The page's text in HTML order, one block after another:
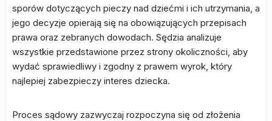
sporów dotyczących pieczy nad dziećmi i ich utrzymania, a
jego decyzje opierają się na obowiązujących przepisach
prawa oraz zebranych dowodach. Sędzia analizuje
wszystkie przedstawione przez strony okoliczności, aby
wydać sprawiedliwy i zgodny z prawem wyrok, który
najlepiej zabezpieczy interes dziecka.
Proces sądowy zazwyczaj rozpoczyna się od złożenia